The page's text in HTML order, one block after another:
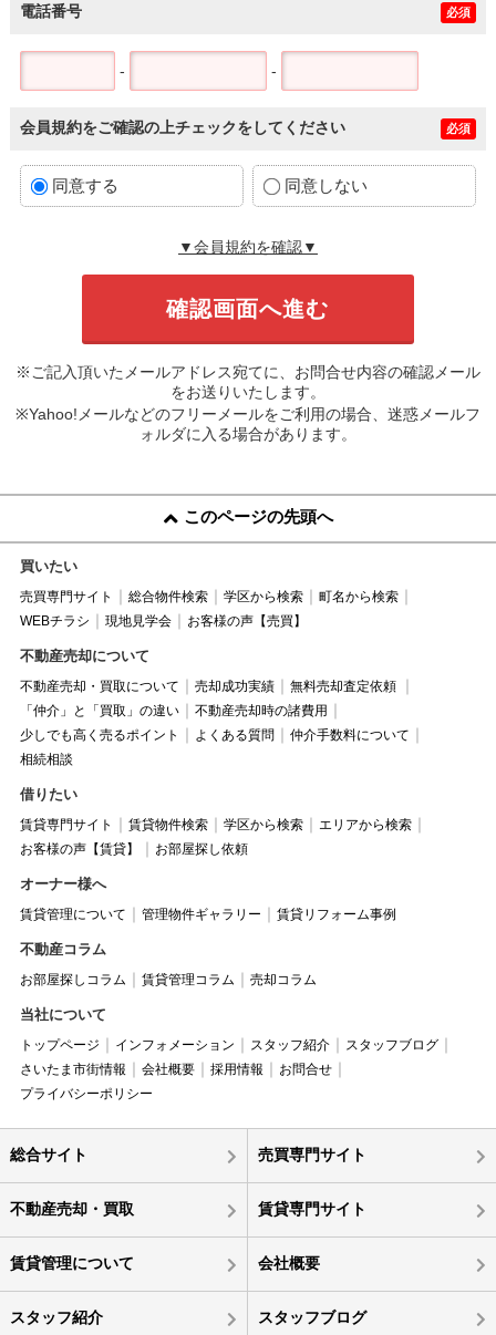
電話番号 必須
- -
会員規約をご確認の上チェックをしてください 必須
同意する 同意しない
▼会員規約を確認▼
※ご記入頂いたメールアドレス宛てに、お問合せ内容の確認メール
をお送りいたします。
※Yahoo!メールなどのフリーメールをご利用の場合、迷惑メールフ
ォルダに入る場合があります。
このページの先頭へ
買いたい
売買専門サイト 総合物件検索 学区から検索
町名から検索
WEBチラシ
現地見学会 お客様の声【売買】
不動産売却について
不動産売却・買取について 売却成功実績
無料売却査定依頼
「仲介」と「買取」の違い
不動産売却時の諸費用
少しでも高く売るポイント
よくある質問
仲介手数料について
相続相談
借りたい
賃貸専門サイト 賃貸物件検索 学区から検索
エリアから検索
お客様の声【賃貸】
お部屋探し依頼
オーナー様へ
賃貸管理について 管理物件ギャラリー 賃貸リフォーム事例
不動産コラム
お部屋探しコラム 賃貸管理コラム 売却コラム
当社について
トップページ インフォメーション スタッフ紹介
スタッフブログ
さいたま市街情報
会社概要 採用情報
お問合せ
プライバシーポリシー
総合サイト 売買専門サイト
不動産売却・買取 賃貸専門サイト
賃貸管理について 会社概要
スタッフ紹介 スタッフブログ